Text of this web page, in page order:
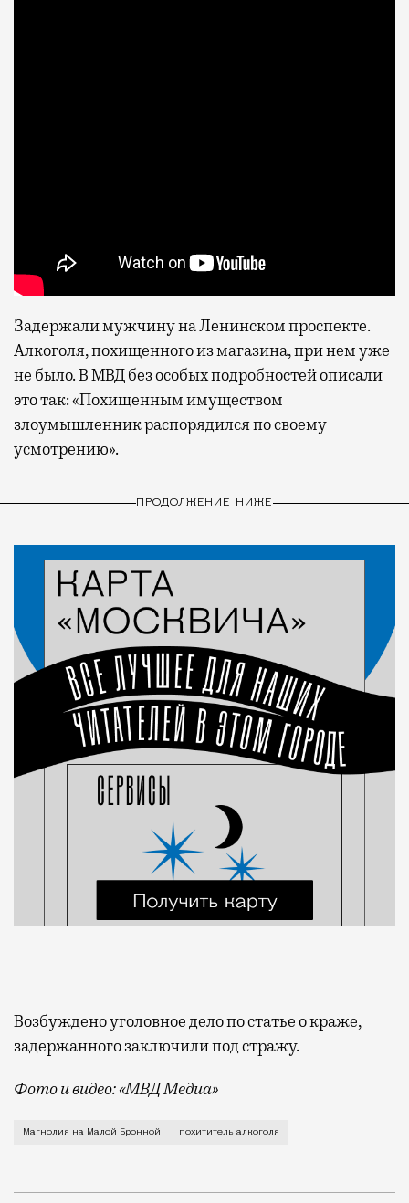
Задержали мужчину на Ленинском проспекте.
Алкоголя, похищенного из магазина, при нем уже
не было. В МВД без особых подробностей описали
это так: «Похищенным имуществом
злоумышленник распорядился по своему
усмотрению».
ПРОДОЛЖЕНИЕ НИЖЕ
Возбуждено уголовное дело по статье о краже,
задержанного заключили под стражу.
Фото и видео: «МВД Медиа»
Пострадал отдел с алкогольной продукцией. О
Магнолия на Малой Бронной похититель алкоголя